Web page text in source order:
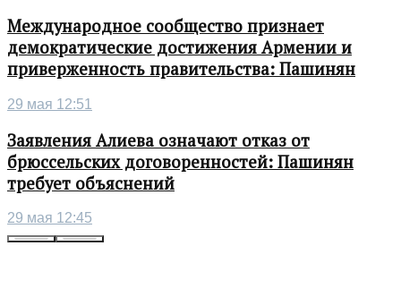
Международное сообщество признает
демократические достижения Армении и
приверженность правительства: Пашинян
29 мая 12:51
Заявления Алиева означают отказ от
брюссельских договоренностей: Пашинян
требует объяснений
29 мая 12:45